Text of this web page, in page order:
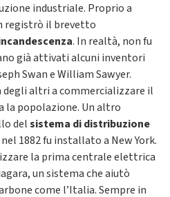
industriale. Proprio a
registrò il brevetto
. In realtà, non fu
già attivati alcuni inventori
Swan e William Sawyer.
altri a commercializzare il
popolazione. Un altro
delsistema di distribuzione
nel 1882 fu installato a New York.
la prima centrale elettrica
un sistema che aiutò
come l’Italia. Sempre in